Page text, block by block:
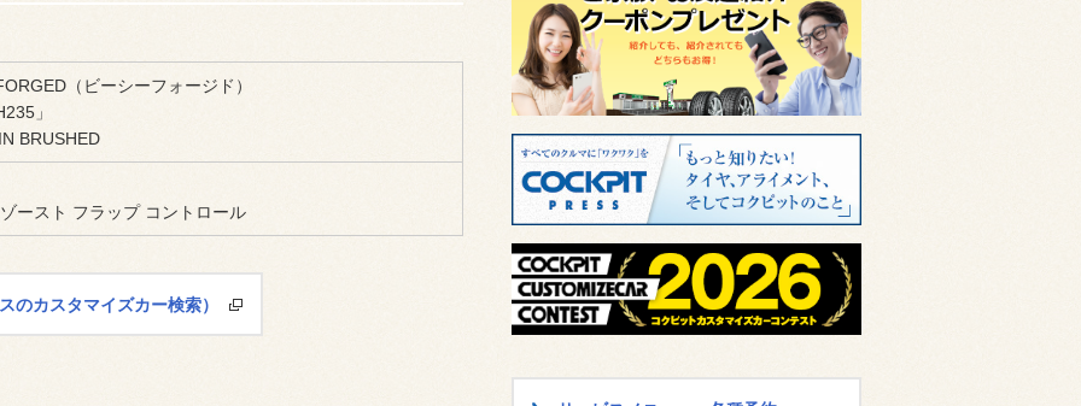
（ビーシーフォージド）
」
BRUSHED
ースト フラップ コントロール
のカスタマイズカー検索）